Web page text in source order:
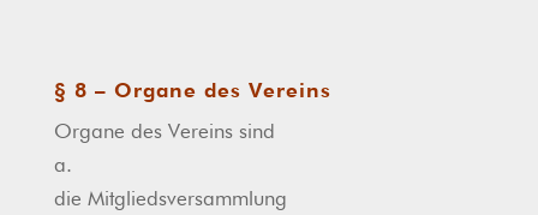
§ 8 – Organe des Vereins
Organe des Vereins sind
a.
die Mitgliedsversammlung